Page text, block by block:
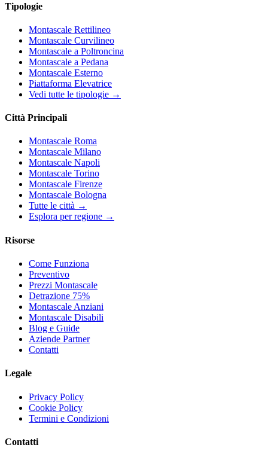
Tipologie
Montascale Rettilineo
Montascale Curvilineo
Montascale a Poltroncina
Montascale a Pedana
Montascale Esterno
Piattaforma Elevatrice
Vedi tutte le tipologie →
Città Principali
Montascale Roma
Montascale Milano
Montascale Napoli
Montascale Torino
Montascale Firenze
Montascale Bologna
Tutte le città →
Esplora per regione →
Risorse
Come Funziona
Preventivo
Prezzi Montascale
Detrazione 75%
Montascale Anziani
Montascale Disabili
Blog e Guide
Aziende Partner
Contatti
Legale
Privacy Policy
Cookie Policy
Termini e Condizioni
Contatti